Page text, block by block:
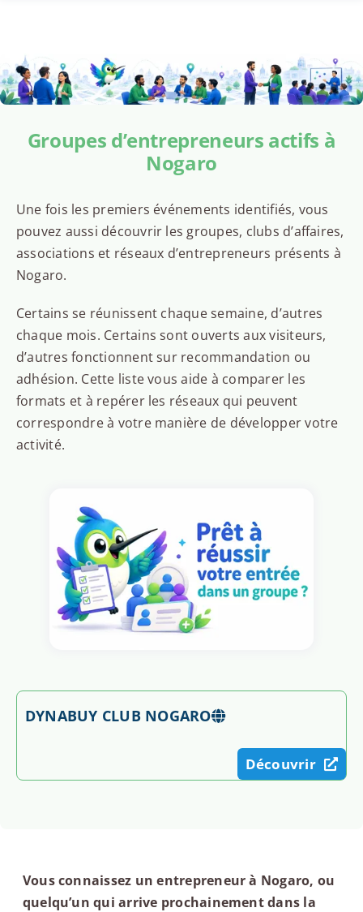
Groupes d’entrepreneurs actifs à
Nogaro
Une fois les premiers événements identifiés, vous
pouvez aussi découvrir les groupes, clubs d’affaires,
associations et réseaux d’entrepreneurs présents à
Nogaro.
Certains se réunissent chaque semaine, d’autres
chaque mois. Certains sont ouverts aux visiteurs,
d’autres fonctionnent sur recommandation ou
adhésion. Cette liste vous aide à comparer les
formats et à repérer les réseaux qui peuvent
correspondre à votre manière de développer votre
activité.
DYNABUY CLUB NOGARO
Découvrir
Vous connaissez un entrepreneur à Nogaro, ou
quelqu’un qui arrive prochainement dans la